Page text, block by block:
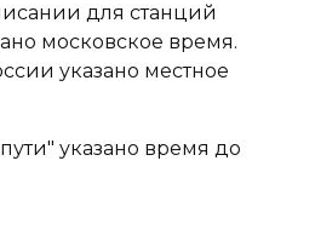
для станций
московское время.
указано местное
указано время до